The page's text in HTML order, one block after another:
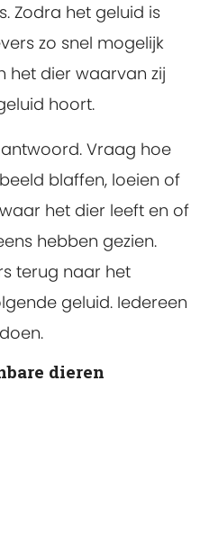
Zodra het geluid is
zo snel mogelijk
het dier waarvan zij
hoort.
Vraag hoe
blaffen, loeien of
het dier leeft en of
hebben gezien.
terug naar het
geluid. Iedereen
dieren